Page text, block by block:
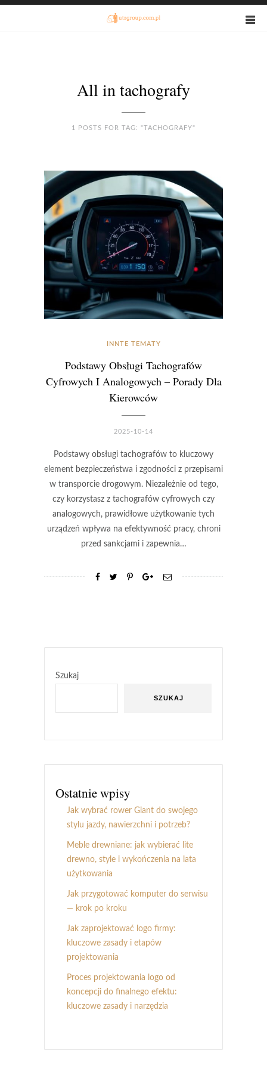
All in tachografy
1 POSTS FOR TAG: "TACHOGRAFY"
INNTE TEMATY
Podstawy Obsługi Tachografów
Cyfrowych I Analogowych – Porady Dla
Kierowców
2025-10-14
Podstawy obsługi tachografów to kluczowy
element bezpieczeństwa i zgodności z przepisami
w transporcie drogowym. Niezależnie od tego,
czy korzystasz z tachografów cyfrowych czy
analogowych, prawidłowe użytkowanie tych
urządzeń wpływa na efektywność pracy, chroni
przed sankcjami i zapewnia…
Szukaj
SZUKAJ
Ostatnie wpisy
Jak wybrać rower Giant do swojego
stylu jazdy, nawierzchni i potrzeb?
Meble drewniane: jak wybierać lite
drewno, style i wykończenia na lata
użytkowania
Jak przygotować komputer do serwisu
— krok po kroku
Jak zaprojektować logo firmy:
kluczowe zasady i etapów
projektowania
Proces projektowania logo od
koncepcji do finalnego efektu:
kluczowe zasady i narzędzia